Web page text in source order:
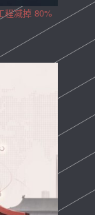
程减掉 80%